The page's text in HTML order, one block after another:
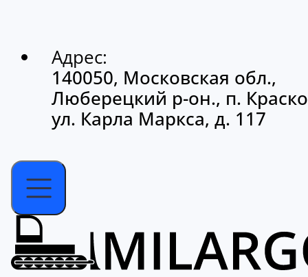
Адрес:
140050, Московская обл.,
Люберецкий р-он., п.
ул. Карла Маркса, д. 117